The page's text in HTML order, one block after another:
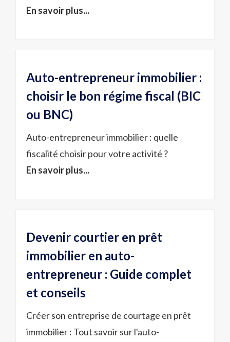
En savoir plus...
Auto-entrepreneur immobilier :
choisir le bon régime fiscal (BIC
ou BNC)
Auto-entrepreneur immobilier : quelle
fiscalité choisir pour votre activité ?
En savoir plus...
Devenir courtier en prêt
immobilier en auto-
entrepreneur : Guide complet
et conseils
Créer son entreprise de courtage en prêt
immobilier : Tout savoir sur l'auto-